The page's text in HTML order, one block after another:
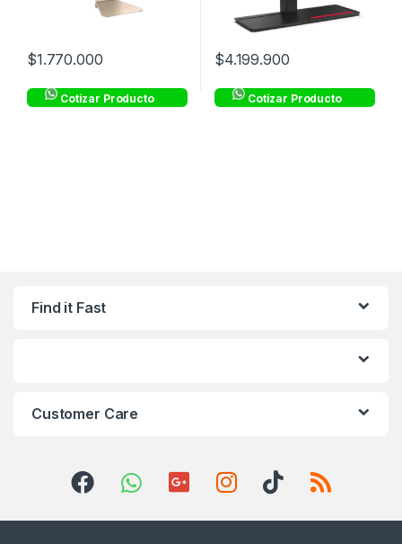
$1.770.000
Cotizar Producto
$4.199.900
Cotizar Producto
Find it Fast
Customer Care